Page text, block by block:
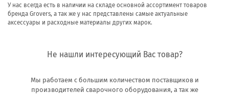
У нас всегда есть в наличии на складе основной ассортимент товаров
бренда Grovers, а так же у нас представлены самые актуальные
аксессуары и расходные материалы других марок.
Не нашли интересующий Вас товар?
Мы работаем с большим количеством поставщиков и
производителей сварочного оборудования, а так же